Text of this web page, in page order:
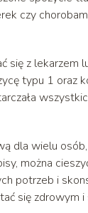
czy
z lekarzem
typu 1 oraz
dla wielu
można
potrzeb i
się zdrowym i